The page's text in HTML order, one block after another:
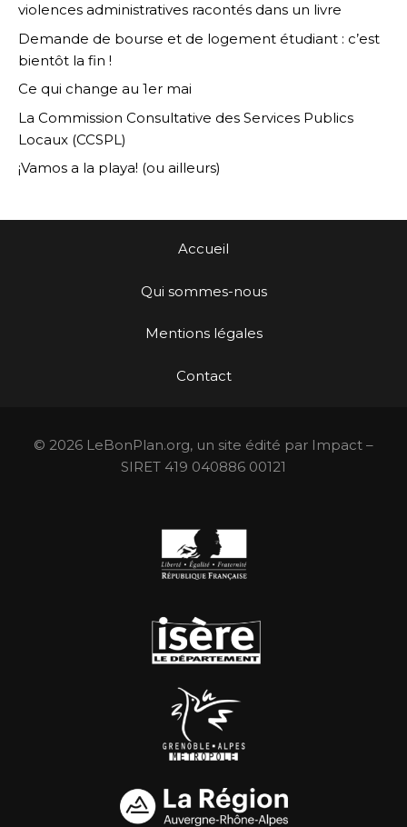
violences administratives racontés dans un livre
Demande de bourse et de logement étudiant : c’est
bientôt la fin !
Ce qui change au 1er mai
La Commission Consultative des Services Publics
Locaux (CCSPL)
¡Vamos a la playa! (ou ailleurs)
Accueil
Qui sommes-nous
Mentions légales
Contact
© 2026 LeBonPlan.org, un site édité par Impact –
SIRET 419 040886 00121